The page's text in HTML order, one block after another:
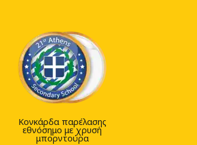
Κονκάρδα παρέλασης
εθνόσημο με χρυσή
μπορντούρα